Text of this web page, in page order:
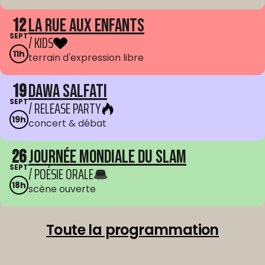
12
SEPT
11h
La Rue aux enfants
/ KIDS
terrain d'expression libre
19
SEPT
19h
Dawa Salfati
/ RELEASE PARTY
concert & débat
26
SEPT
18h
Journée mondiale du Slam
/ POÉSIE ORALE
scène ouverte
Toute la programmation